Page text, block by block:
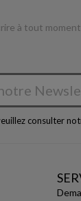
à tout
consulter